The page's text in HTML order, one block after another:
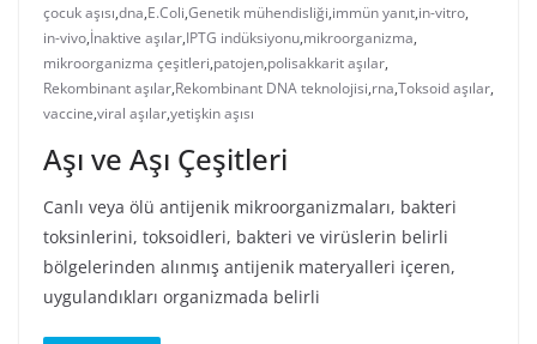
çocuk aşısı,dna,E.Coli,Genetik mühendisliği,immün yanıt,in-vitro,
in-vivo,İnaktive aşılar,IPTG indüksiyonu,mikroorganizma,
mikroorganizma çeşitleri,patojen,polisakkarit aşılar,
Rekombinant aşılar,Rekombinant DNA teknolojisi,rna,Toksoid aşılar,
vaccine,viral aşılar,yetişkin aşısı
Aşı ve Aşı Çeşitleri
Canlı veya ölü antijenik mikroorganizmaları, bakteri
toksinlerini, toksoidleri, bakteri ve virüslerin belirli
bölgelerinden alınmış antijenik materyalleri içeren,
uygulandıkları organizmada belirli